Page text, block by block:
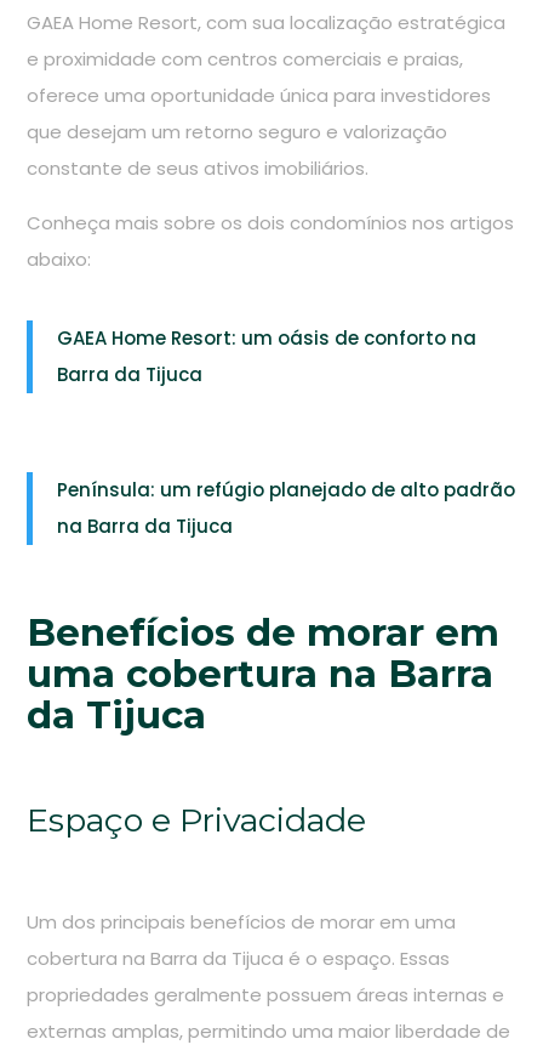
GAEA Home Resort, com sua localização estratégica
e proximidade com centros comerciais e praias,
oferece uma oportunidade única para investidores
que desejam um retorno seguro e valorização
constante de seus ativos imobiliários.
Conheça mais sobre os dois condomínios nos artigos
abaixo:
GAEA Home Resort: um oásis de conforto na
Barra da Tijuca
Península: um refúgio planejado de alto padrão
na Barra da Tijuca
Benefícios de morar em
uma cobertura na Barra
da Tijuca
Espaço e Privacidade
Um dos principais benefícios de morar em uma
cobertura na Barra da Tijuca é o espaço. Essas
propriedades geralmente possuem áreas internas e
externas amplas, permitindo uma maior liberdade de